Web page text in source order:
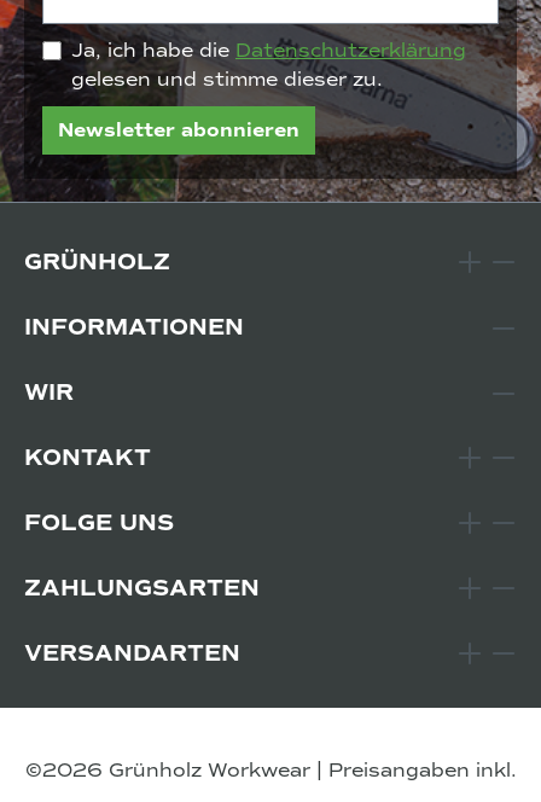
Ja, ich habe die Datenschutzerklärung
gelesen und stimme dieser zu.
Newsletter abonnieren
GRÜNHOLZ
INFORMATIONEN
WIR
KONTAKT
FOLGE UNS
ZAHLUNGSARTEN
VERSANDARTEN
©2026 Grünholz Workwear | Preisangaben inkl.